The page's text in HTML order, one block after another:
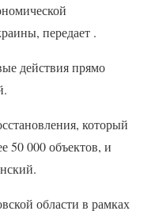
передает .
действия прямо
который
50 000 объектов, и
области в рамках